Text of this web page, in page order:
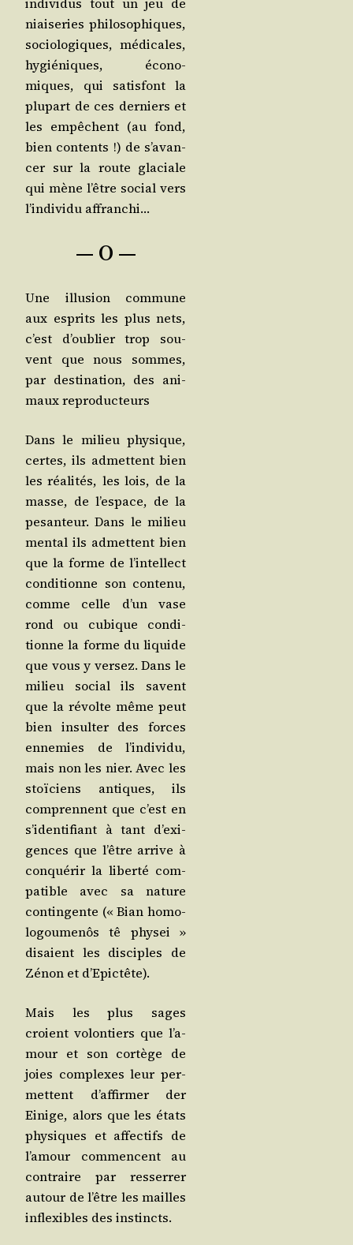
niai­se­ries phi­lo­so­phiques,
socio­lo­giques, médi­cales,
hygié­niques, éco­no­
miques, qui satis­font la
plu­part de ces der­niers et
les empêchent (au fond,
bien contents !) de s’a­van­
cer sur la route gla­ciale
qui mène l’être social vers
l’in­di­vi­du affranchi…
— O —
Une illu­sion com­mune
aux esprits les plus nets,
c’est d’ou­blier trop sou­
vent que nous sommes,
par des­ti­na­tion, des ani­
maux reproducteurs
Dans le milieu phy­sique,
certes, ils admettent bien
les réa­li­tés, les lois, de la
masse, de l’es­pace, de la
pesan­teur. Dans le milieu
men­tal ils admettent bien
que la forme de l’in­tel­lect
condi­tionne son conte­nu,
comme celle d’un vase
rond ou cubique condi­
tionne la forme du liquide
que vous y ver­sez. Dans le
milieu social ils savent
que la révolte même peut
bien insul­ter des forces
enne­mies de l’in­di­vi­du,
mais non les nier. Avec les
stoï­ciens antiques, ils
com­prennent que c’est en
s’i­den­ti­fiant à tant d’exi­
gences que l’être arrive à
conqué­rir la liber­té com­
pa­tible avec sa nature
contin­gente (« Bian homo­
lo­gou­me­nôs tê phy­sei »
disaient les dis­ciples de
Zénon et d’Epictête).
Mais les plus sages
croient volon­tiers que l’a­
mour et son cor­tège de
joies com­plexes leur per­
mettent d’af­fir­mer der
Einige, alors que les états
phy­siques et affec­tifs de
l’a­mour com­mencent au
contraire par res­ser­rer
autour de l’être les mailles
inflexibles des instincts.